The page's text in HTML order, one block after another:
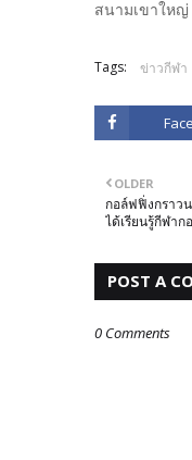
สนามเขาให
Tags: ข่าวกีฬา
OLDER
กอล์ฟฟิ่งกราว
ได้เรียนรู้กีฬา
POST A
0 Comments